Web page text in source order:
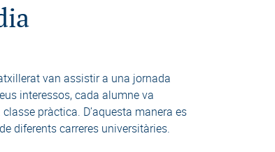
van assistir a una jornada
interessos, cada alumne va
pràctica. D’aquesta manera es
diferents carreres universitàries.